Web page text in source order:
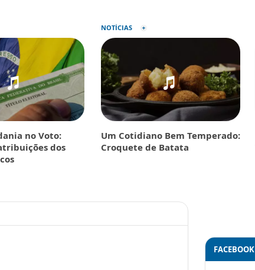
no Voto:
dos
NOTÍCIAS
Um Cotidiano Bem Temperado:
Croquete de Batata
FACEBOOK